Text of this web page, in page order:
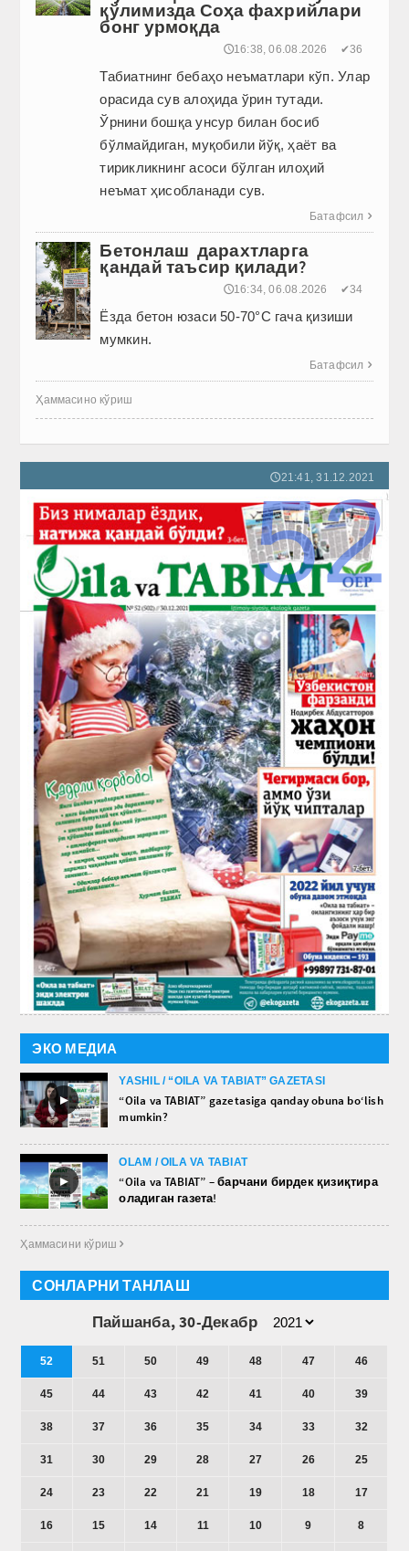
қўлимизда Соҳа фахрийлари
бонг урмоқда
🕔16:38, 06.08.2026 ✔36
Табиатнинг бебаҳо неъматлари кўп. Улар
орасида сув алоҳида ўрин тутади.
Ўрнини бошқа унсур билан босиб
бўлмайдиган, муқобили йўқ, ҳаёт ва
тирикликнинг асоси бўлган илоҳий
неъмат ҳисобланади сув.
Батафсил 
Бетонлаш дарахтларга
қандай таъсир қилади?
🕔16:34, 06.08.2026 ✔34
Ёзда бетон юзаси 50-70°C гача қизиши
мумкин.
Батафсил 
Ҳаммасино кўриш
🕔21:41, 31.12.2021
52
ЭКО МЕДИА
►
YASHIL / “OILA VA TABIAT” GAZETASI
“Oila va TABIAT” gazetasiga qanday obuna bo‘lish
mumkin?
►
OLAM / OILA VA TABIAT
“Oila va TABIAT” – барчани бирдек қизиқтира
оладиган газета!
Ҳаммасини кўриш 
СОНЛАРНИ ТАНЛАШ
Пайшанба, 30-Декабр
52 51 50 49 48 47 46
45 44 43 42 41 40 39
38 37 36 35 34 33 32
31 30 29 28 27 26 25
24 23 22 21 19 18 17
16 15 14 11 10 9 8